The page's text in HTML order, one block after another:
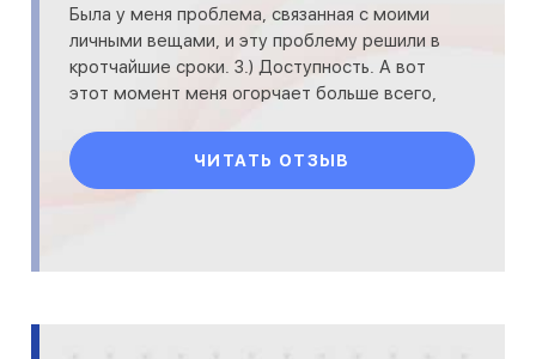
Была у меня проблема, связанная с моими
личными вещами, и эту проблему решили в
кротчайшие сроки. 3.) Доступность. А вот
этот момент меня огорчает больше всего,
ЧИТАТЬ ОТЗЫВ